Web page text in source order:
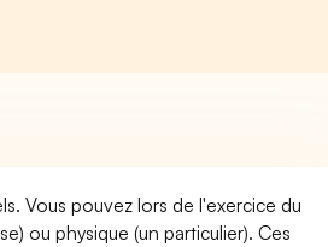
Vous pouvez lors de l'exercice du
ou physique (un particulier). Ces